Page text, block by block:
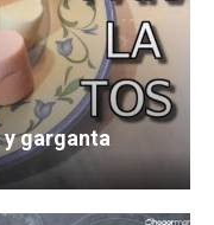
garganta